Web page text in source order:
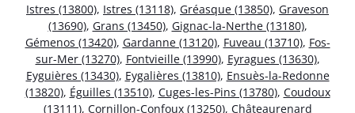
Istres (13800), Istres (13118), Gréasque (13850), Graveson
(13690), Grans (13450), Gignac-la-Nerthe (13180),
Gémenos (13420), Gardanne (13120), Fuveau (13710), Fos-
sur-Mer (13270), Fontvieille (13990), Eyragues (13630),
Eyguières (13430), Eygalières (13810), Ensuès-la-Redonne
(13820), Éguilles (13510), Cuges-les-Pins (13780), Coudoux
(13111), Cornillon-Confoux (13250), Châteaurenard